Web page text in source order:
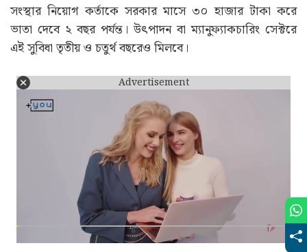
সংস্থার নিয়োগ কর্তাকে সরকার মাসে ৩০ হাজার টাকা করে
ভাতা দেবে ২ বছর পর্যন্ত। উৎপাদন বা ম্যানুফ্যাকচারিং সেক্টরে
এই সুবিধা তৃতীয় ও চতুর্থ বছরেও মিলবে।
Advertisement